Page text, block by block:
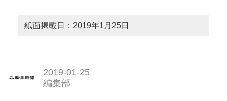
紙面掲載日：2019年1月25日
2019-01-25
編集部